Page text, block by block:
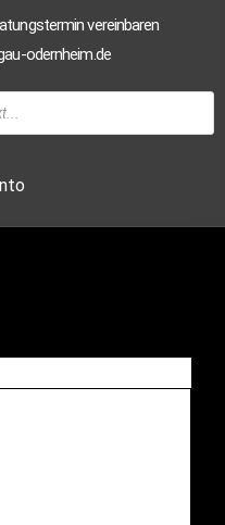
vereinbaren
odernheim.de